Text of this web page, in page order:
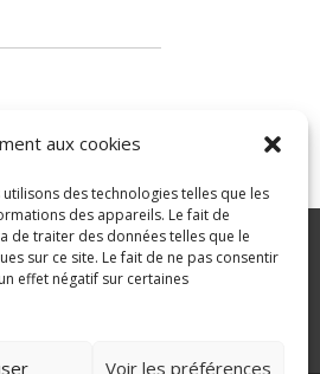
aux cookies
des technologies telles que les
des appareils. Le fait de
de traiter des données telles que le
sur ce site. Le fait de ne pas consentir
effet négatif sur certaines
Voir les préférences
>